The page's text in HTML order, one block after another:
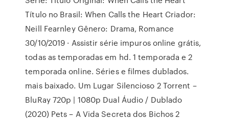
Título no Brasil: When Calls the Heart Criador:
Neill Fearnley Gênero: Drama, Romance
30/10/2019 · Assistir série impuros online grátis,
todas as temporadas em hd. 1 temporada e 2
temporada online. Séries e filmes dublados.
mais baixado. Um Lugar Silencioso 2 Torrent –
BluRay 720p | 1080p Dual Áudio / Dublado
(2020) Pets – A Vida Secreta dos Bichos 2